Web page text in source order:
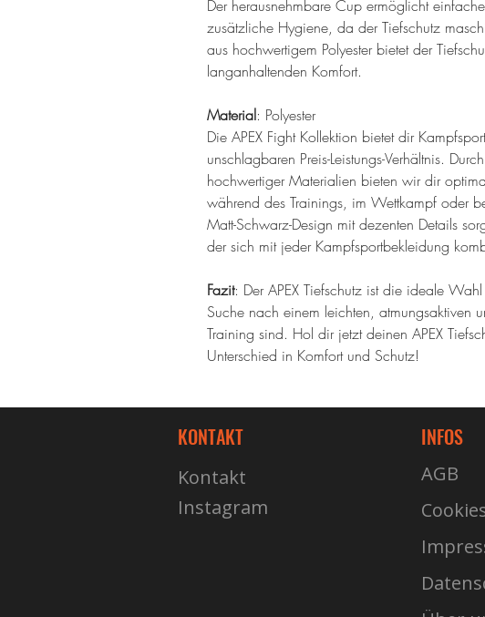
Der herausnehmbare Cup ermöglicht
zusätzliche Hygiene, da der Tiefschutz
aus hochwertigem Polyester bietet der
langanhaltenden Komfort.
Material: Polyester
Die APEX Fight Kollektion bietet dir
unschlagbaren Preis-Leistungs-Verhältnis.
hochwertiger Materialien bieten wir dir
während des Trainings, im Wettkampf oder
Matt-Schwarz-Design mit dezenten Details
der sich mit jeder Kampfsportbekleidung
Fazit: Der APEX Tiefschutz ist die ideale
Suche nach einem leichten, atmungsaktiven
Training sind. Hol dir jetzt deinen APEX
Unterschied in Komfort und Schutz!
KONTAKT
Kontakt
Instagram
INFOS
AGB